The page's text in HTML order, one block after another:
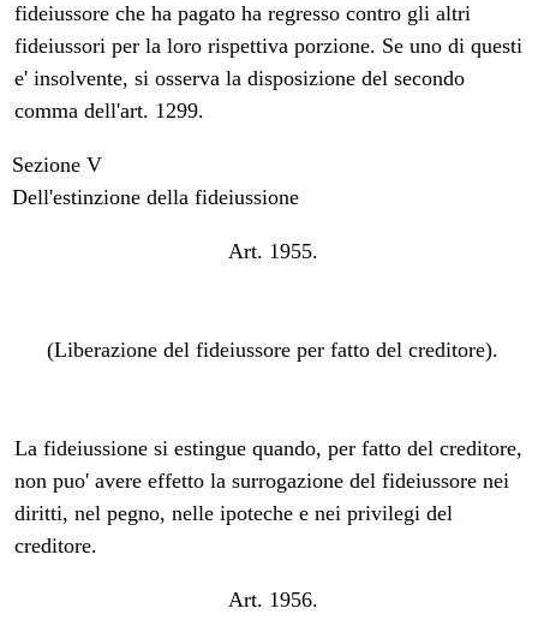
fideiussore che ha pagato ha regresso contro gli altri
fideiussori per la loro rispettiva porzione. Se uno di questi
e' insolvente, si osserva la disposizione del secondo
comma dell'art. 1299.
Sezione V
Dell'estinzione della fideiussione
Art. 1955.
(Liberazione del fideiussore per fatto del creditore).
La fideiussione si estingue quando, per fatto del creditore,
non puo' avere effetto la surrogazione del fideiussore nei
diritti, nel pegno, nelle ipoteche e nei privilegi del
creditore.
Art. 1956.